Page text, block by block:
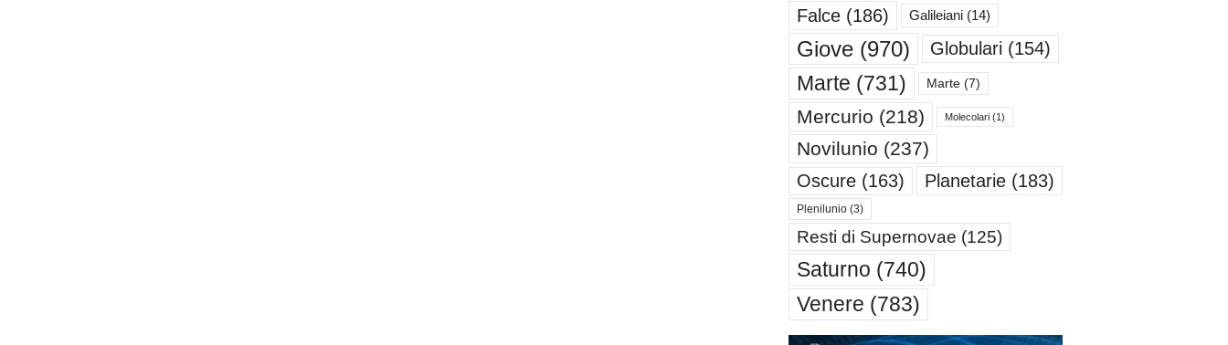
Falce(186) Galileiani(14)
Giove(970) Globulari (154)
Marte (731) Marte(7)
Mercurio (218) Molecolari(1)
Novilunio (237)
Oscure(163) Planetarie(183)
Plenilunio(3)
Resti di Supernovae (125)
Saturno (740)
Venere (783)